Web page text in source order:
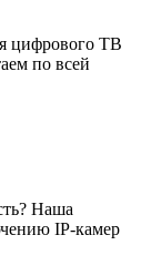
цифрового ТВ
по всей
Наша
IP-камер